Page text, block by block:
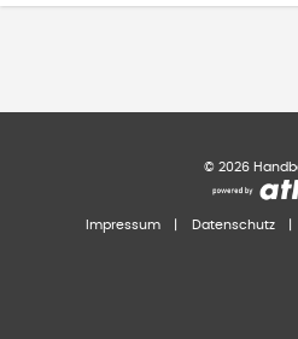
© 2026
Impressum Datenschutz